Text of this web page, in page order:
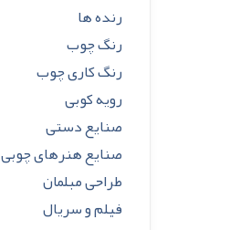
رنده ها
رنگ چوب
رنگ کاری چوب
رویه کوبی
صنایع دستی
صنایع هنرهای چوبی
طراحی مبلمان
فیلم و سریال